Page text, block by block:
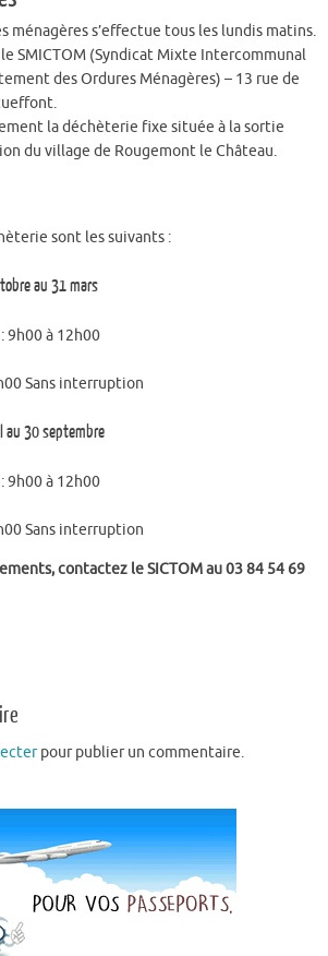
ménagères s’effectue tous les lundis matins.
SMICTOM (Syndicat Mixte Intercommunal
des Ordures Ménagères) – 13 rue de
la déchèterie fixe située à la sortie
du village de Rougemont le Château.
sont les suivants :
au 31 mars
9h00 à 12h00
Sans interruption
au 30 septembre
9h00 à 12h00
Sans interruption
contactez le SICTOM au 03 84 54 69
pour publier un commentaire.